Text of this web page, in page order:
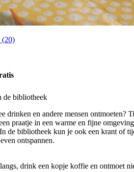
(20)
de bibliotheek
drinken en andere mensen ontmoeten?
praatje in een warme en fijne
de bibliotheek kun je ook een krant of
ontspannen.
drink een kopje koffie en ontmoet